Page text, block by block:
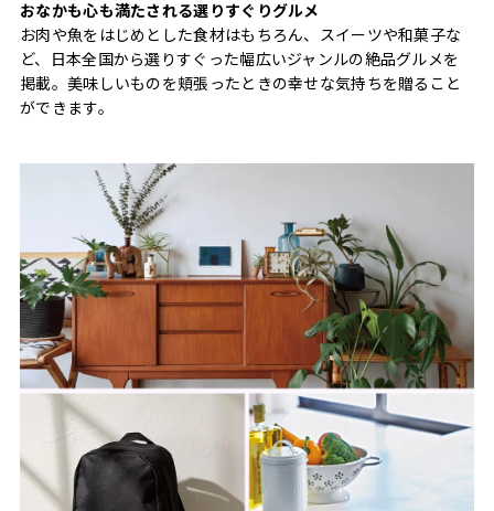
おなかも心も満たされる選りすぐりグルメ
お肉や魚をはじめとした食材はもちろん、スイーツや和菓子な
ど、日本全国から選りすぐった幅広いジャンルの絶品グルメを
掲載。美味しいものを頬張ったときの幸せな気持ちを贈ること
ができます。